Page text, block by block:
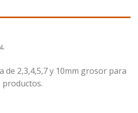
de 2,3,4,5,7 y 10mm grosor para